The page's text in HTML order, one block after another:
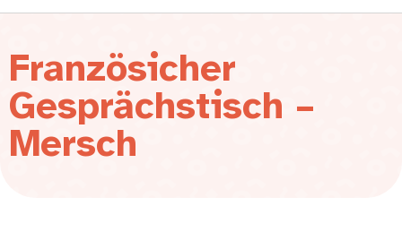
Französicher
Gesprächstisch –
Mersch